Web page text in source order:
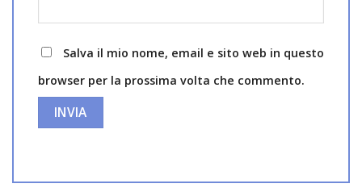
Salva il mio nome, email e sito web in questo
browser per la prossima volta che commento.